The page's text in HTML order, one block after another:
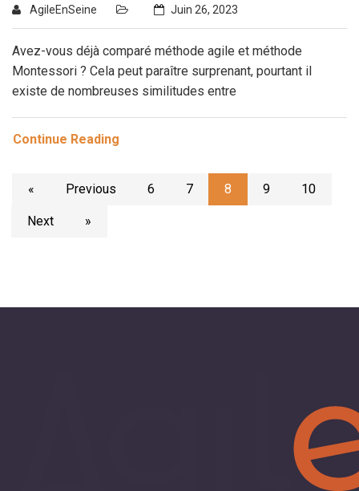
AgileEnSeine Juin 26, 2023
Avez-vous déjà comparé méthode agile et méthode
Montessori ? Cela peut paraître surprenant, pourtant il
existe de nombreuses similitudes entre
Continue Reading
« Previous 6 7 8 9 10
Next »